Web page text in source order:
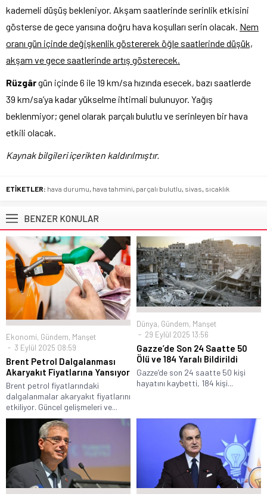
kademeli düşüş bekleniyor. Akşam saatlerinde serinlik etkisini
gösterse de gece yarısına doğru hava koşulları serin olacak. Nem
oranı gün içinde değişkenlik göstererek öğle saatlerinde düşük,
akşam ve gece saatlerinde artış gösterecek.
Rüzgârgün içinde 6 ile 19 km/sa hızında esecek, bazı saatlerde
39 km/sa’ya kadar yükselme ihtimali bulunuyor. Yağış
beklenmiyor; genel olarak parçalı bulutlu ve serinleyen bir hava
etkili olacak.
Kaynak bilgileri içerikten kaldırılmıştır.
ETİKETLER: hava durumu, hava tahmini, parçalı bulutlu, sivas, sıcaklık
BENZER KONULAR
Ekonomi, Gündem, Manşet
3 Eylül 2025 08:59
Brent Petrol Dalgalanması
Akaryakıt Fiyatlarına Yansıyor
Brent petrol fiyatlarındaki
dalgalanmalar akaryakıt fiyatlarını
etkiliyor. Güncel gelişmeleri ve...
Dünya, Gündem, Manşet
29 Eylül 2025 13:56
Gazze’de Son 24 Saatte 50
Ölü ve 184 Yaralı Bildirildi
Gazze’de son 24 saatte 50 kişi
hayatını kaybetti, 184 kişi...